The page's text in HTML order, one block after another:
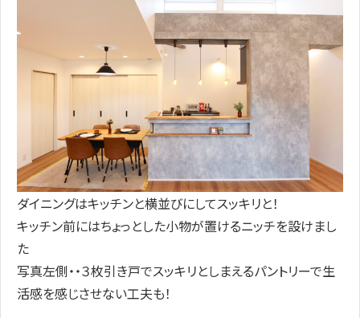
ダイニングはキッチンと横並びにしてスッキリと！
キッチン前にはちょっとした小物が置けるニッチを設けまし
た
写真左側・・３枚引き戸でスッキリとしまえるパントリーで生
活感を感じさせない工夫も！